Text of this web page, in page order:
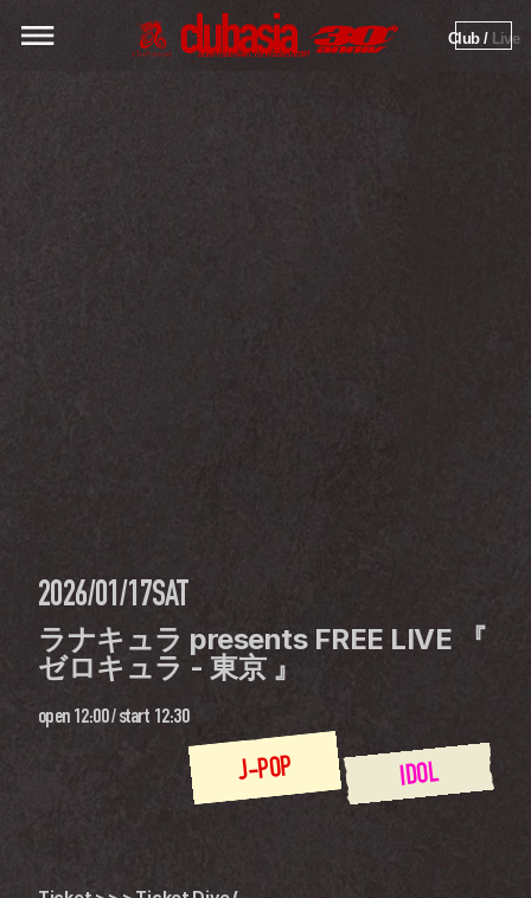
Club / Live
2026/01/17SAT
ラナキュラ presents FREE LIVE 『
ゼロキュラ - 東京 』
open 12:00 / start 12:30
IDOL
J-POP